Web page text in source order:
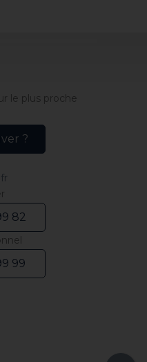
le plus proche
?
82
99